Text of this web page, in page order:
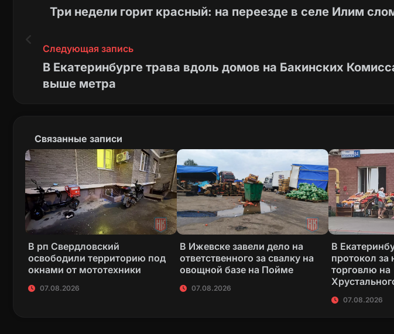
Три недели горит красный: на переезде в селе Илим
Следующая запись
В Екатеринбурге трава вдоль домов на Бакинских
выше метра
Связанные записи
В рп Свердловский
освободили территорию под
окнами от мототехники
07.08.2026
В Ижевске завели дело на
ответственного за свалку на
овощной базе на Пойме
07.08.2026
В
протокол за
торговлю на
07.08.2026